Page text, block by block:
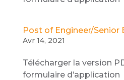
Post of Engineer/Senior
Avr 14, 2021
Télécharger la version
formulaire d’application